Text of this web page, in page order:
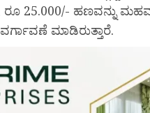
25.000/- ಹಣವನ್ನು
ಮಾಡಿರುತ್ತಾರೆ.